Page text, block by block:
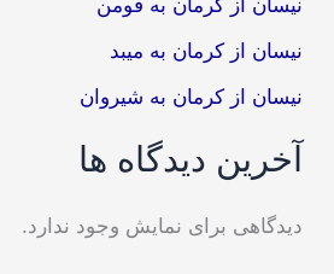
نیسان از کرمان به فومن
نیسان از کرمان به میبد
نیسان از کرمان به شیروان
آخرین دیدگاه ها
دیدگاهی برای نمایش وجود ندارد.